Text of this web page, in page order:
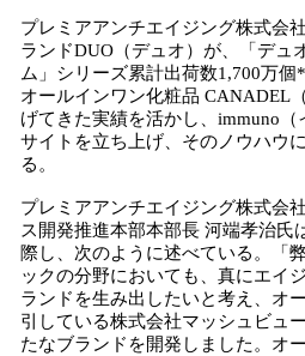
プレミアアンチエイジング株式会
ランドDUO（デュオ）が、「デュ
ム」シリーズ累計出荷数1,700万個
オールインワン化粧品 CANADEL
げてきた実績を活かし、immuno
サイトを⽴ち上げ、そのノウハウ
る。
プレミアアンチエイジング株式会
ス開発推進本部本部長 河端孝治氏
際し、次のように述べている。「
ックの分野においても、真にエイ
ランドを生み出したいと考え、オ
引している株式会社マッシュビュ
たなブランドを開発しました。オ